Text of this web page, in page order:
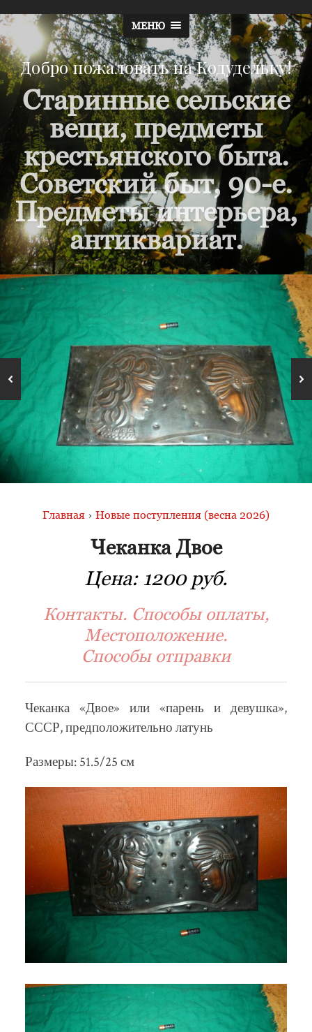
МЕНЮ
Добро пожаловать на Кодудельку!
Старинные сельские
вещи, предметы
крестьянского быта.
Советский быт, 90-е.
Предметы интерьера,
антиквариат.
Главная › Новые поступления (весна 2026)
Чеканка Двое
Цена: 1200 руб.
Контакты. Способы оплаты,
Местоположение.
Способы отправки
Чеканка «Двое» или «парень и девушка»,
СССР, предположительно латунь
Размеры: 51.5/25 см